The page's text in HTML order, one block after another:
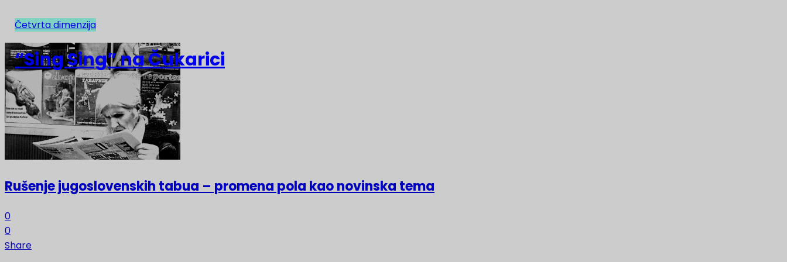
NAJNOVIJE
Rušenje jugoslovenskih tabua – promena pola kao novinska tema
0
0
Share
Četvrta dimenzija
“Sing Sing” na Čukarici